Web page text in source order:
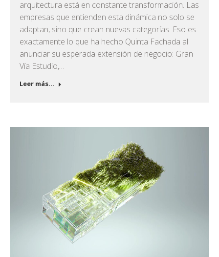
arquitectura está en constante transformación. Las
empresas que entienden esta dinámica no solo se
adaptan, sino que crean nuevas categorías. Eso es
exactamente lo que ha hecho Quinta Fachada al
anunciar su esperada extensión de negocio: Gran
Vía Estudio,…
Leer más...